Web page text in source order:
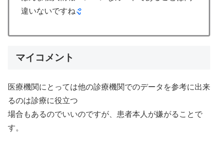
違いないですね
マイコメント
医療機関にとっては他の診療機関でのデータを参考に出来
るのは診療に役立つ
場合もあるのでいいのですが、患者本人が嫌がることで
す。